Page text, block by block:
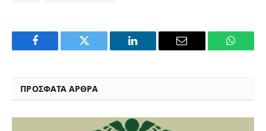
Facebook Twitter LinkedIn Email
ΠΡΟΣΦΑΤΑ ΑΡΘΡΑ